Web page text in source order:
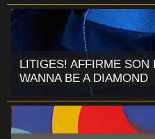
LITIGES! AFFIRME SON
WANNA BE A DIAMOND